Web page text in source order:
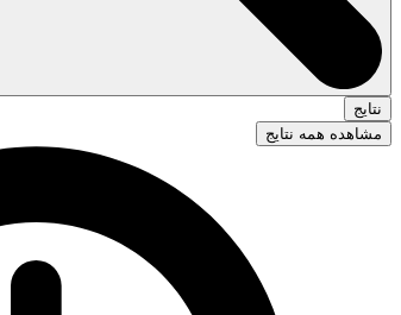
نتایج
مشاهده همه نتایج